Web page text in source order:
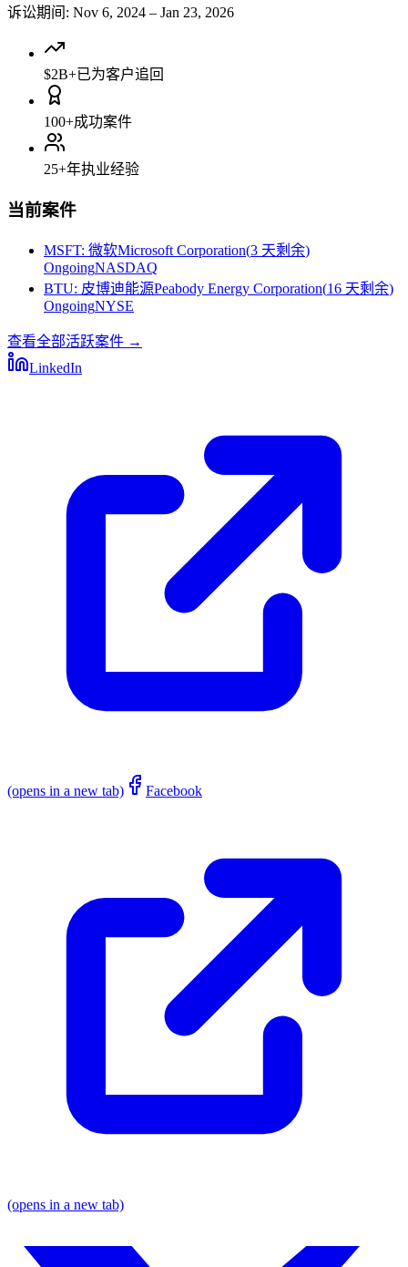
诉讼期间 : Nov 6, 2024 – Jan 23, 2026
$2B+已为客户追回
100+成功案件
25+年执业经验
当前案件
MSFT: 微软Microsoft Corporation(3 天剩余)
OngoingNASDAQ
BTU: 皮博迪能源Peabody Energy Corporation(16 天剩余)
OngoingNYSE
查看全部活跃案件 →
LinkedIn
(opens in a new tab) Facebook
(opens in a new tab)